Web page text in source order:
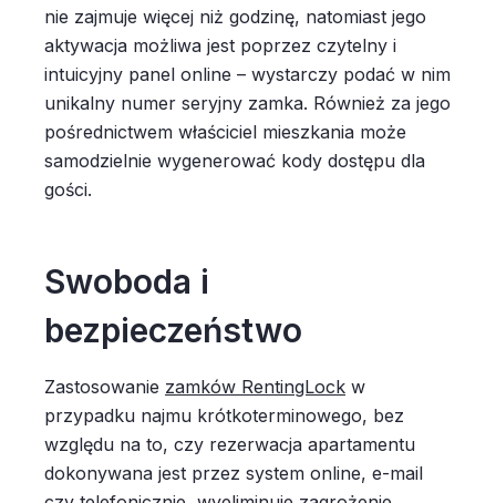
nie zajmuje więcej niż godzinę, natomiast jego
aktywacja możliwa jest poprzez czytelny i
intuicyjny panel online – wystarczy podać w nim
unikalny numer seryjny zamka. Również za jego
pośrednictwem właściciel mieszkania może
samodzielnie wygenerować kody dostępu dla
gości.
Swoboda i
bezpieczeństwo
Zastosowanie zamków RentingLock w
przypadku najmu krótkoterminowego, bez
względu na to, czy rezerwacja apartamentu
dokonywana jest przez system online, e-mail